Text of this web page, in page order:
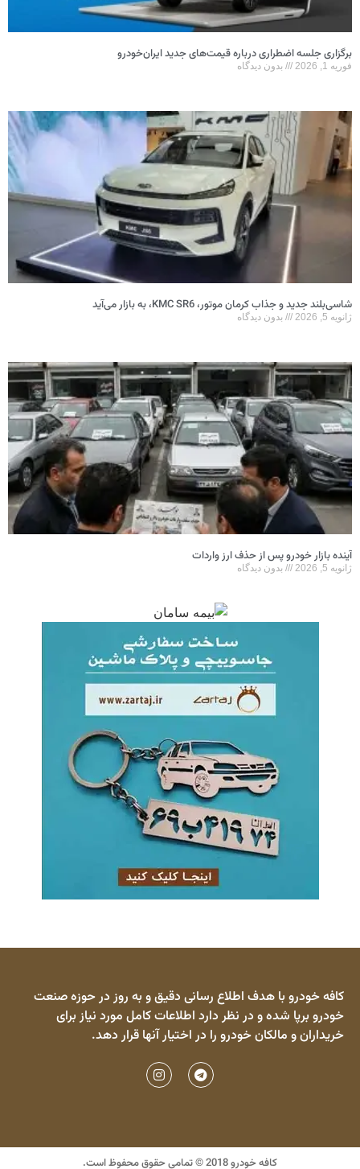
برگزاری جلسه اضطراری درباره قیمت‌های جدید ایران‌خودرو
فوریه 1, 2026 بدون دیدگاه
شاسی‌بلند جدید و جذاب کرمان موتور، KMC SR6، به بازار می‌آید
ژانویه 5, 2026 بدون دیدگاه
آینده بازار خودرو پس از حذف ارز واردات
ژانویه 5, 2026 بدون دیدگاه
کافه خودرو با هدف اطلاع رسانی دقیق و به روز در حوزه صنعت
خودرو برپا شده و در نظر دارد اطلاعات کامل مورد نیاز برای
خریداران و مالکان خودرو را در اختیار آنها قرار دهد.
کافه خودرو 2018 © تمامی حقوق محفوظ است.